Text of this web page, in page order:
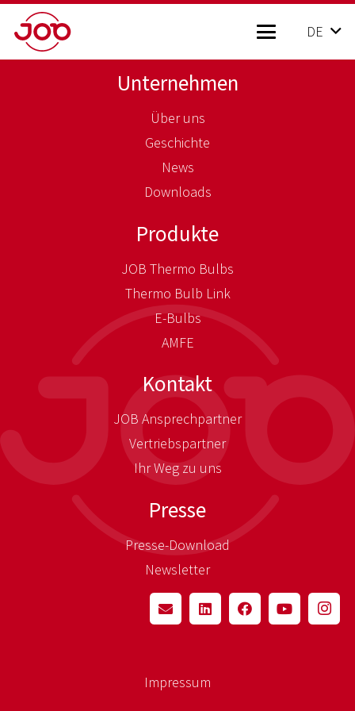
DE
Unternehmen
Über uns
Geschichte
News
Downloads
Produkte
JOB Thermo Bulbs
Thermo Bulb Link
E-Bulbs
AMFE
Kontakt
JOB Ansprechpartner
Vertriebspartner
Ihr Weg zu uns
Presse
Presse-Download
Newsletter
Impressum